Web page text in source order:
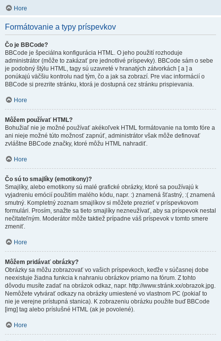
Hore
Formátovanie a typy príspevkov
Čo je BBCode?
BBCode je špeciálna konfigurácia HTML. O jeho použití rozhoduje
administrátor (môže to zakázať pre jednotlivé príspevky). BBCode sám o sebe
je podobný štýlu HTML, tagy sú uzavreté v hranatých zátvorkách [ a ] a
ponúkajú väčšiu kontrolu nad tým, čo a jak sa zobrazí. Pre viac informácií o
BBCode si prezrite stránku, ktorá je dostupná cez stránku prispievania.
Hore
Môžem používať HTML?
Bohužiaľ nie je možné používať akékoľvek HTML formátovanie na tomto fóre a
ani nieje možné túto možnosť zapnúť, administrátor však môže definovať
zvláštne BBCode značky, ktoré môžu HTML nahradiť.
Hore
Čo sú to smajlíky (emotikony)?
Smajlíky, alebo emotikony sú malé grafické obrázky, ktoré sa používajú k
vyjadreniu emócií použitím malého kódu, napr. :) znamená šťastný, :( znamená
smutný. Kompletný zoznam smajlíkov si môžete prezrieť v príspevkovom
formulári. Prosím, snažte sa tieto smajlíky nezneužívať, aby sa príspevok nestal
nečitateľným. Moderátor môže taktiež prípadne váš príspevok v tomto smere
zmeniť.
Hore
Môžem pridávať obrázky?
Obrázky sa môžu zobrazovať vo vašich príspevkoch, keďže v súčasnej dobe
neexistuje žiadna funkcia k nahraniu obrázkov priamo na fórum. Z tohto
dôvodu musíte zadať na obrázok odkaz, napr. http://www.stránk.xx/obrazok.jpg.
Nemôžete vytvárať odkazy na obrázky umiestené vo vlastnom PC (pokiaľ to
nie je verejne prístupná stanica). K zobrazeniu obrázku použite buď BBCode
[img] tag alebo príslušné HTML (ak je povolené).
Hore